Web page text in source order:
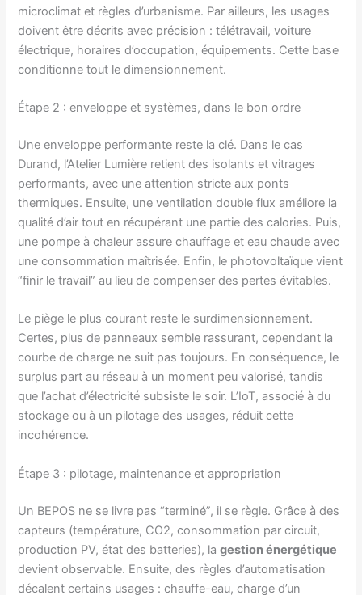
microclimat et règles d’urbanisme. Par ailleurs, les usages
doivent être décrits avec précision : télétravail, voiture
électrique, horaires d’occupation, équipements. Cette base
conditionne tout le dimensionnement.
Étape 2 : enveloppe et systèmes, dans le bon ordre
Une enveloppe performante reste la clé. Dans le cas
Durand, l’Atelier Lumière retient des isolants et vitrages
performants, avec une attention stricte aux ponts
thermiques. Ensuite, une ventilation double flux améliore la
qualité d’air tout en récupérant une partie des calories. Puis,
une pompe à chaleur assure chauffage et eau chaude avec
une consommation maîtrisée. Enfin, le photovoltaïque vient
“finir le travail” au lieu de compenser des pertes évitables.
Le piège le plus courant reste le surdimensionnement.
Certes, plus de panneaux semble rassurant, cependant la
courbe de charge ne suit pas toujours. En conséquence, le
surplus part au réseau à un moment peu valorisé, tandis
que l’achat d’électricité subsiste le soir. L’IoT, associé à du
stockage ou à un pilotage des usages, réduit cette
incohérence.
Étape 3 : pilotage, maintenance et appropriation
Un BEPOS ne se livre pas “terminé”, il se règle. Grâce à des
capteurs (température, CO2, consommation par circuit,
production PV, état des batteries), lagestion énergétique
devient observable. Ensuite, des règles d’automatisation
décalent certains usages : chauffe-eau, charge d’un